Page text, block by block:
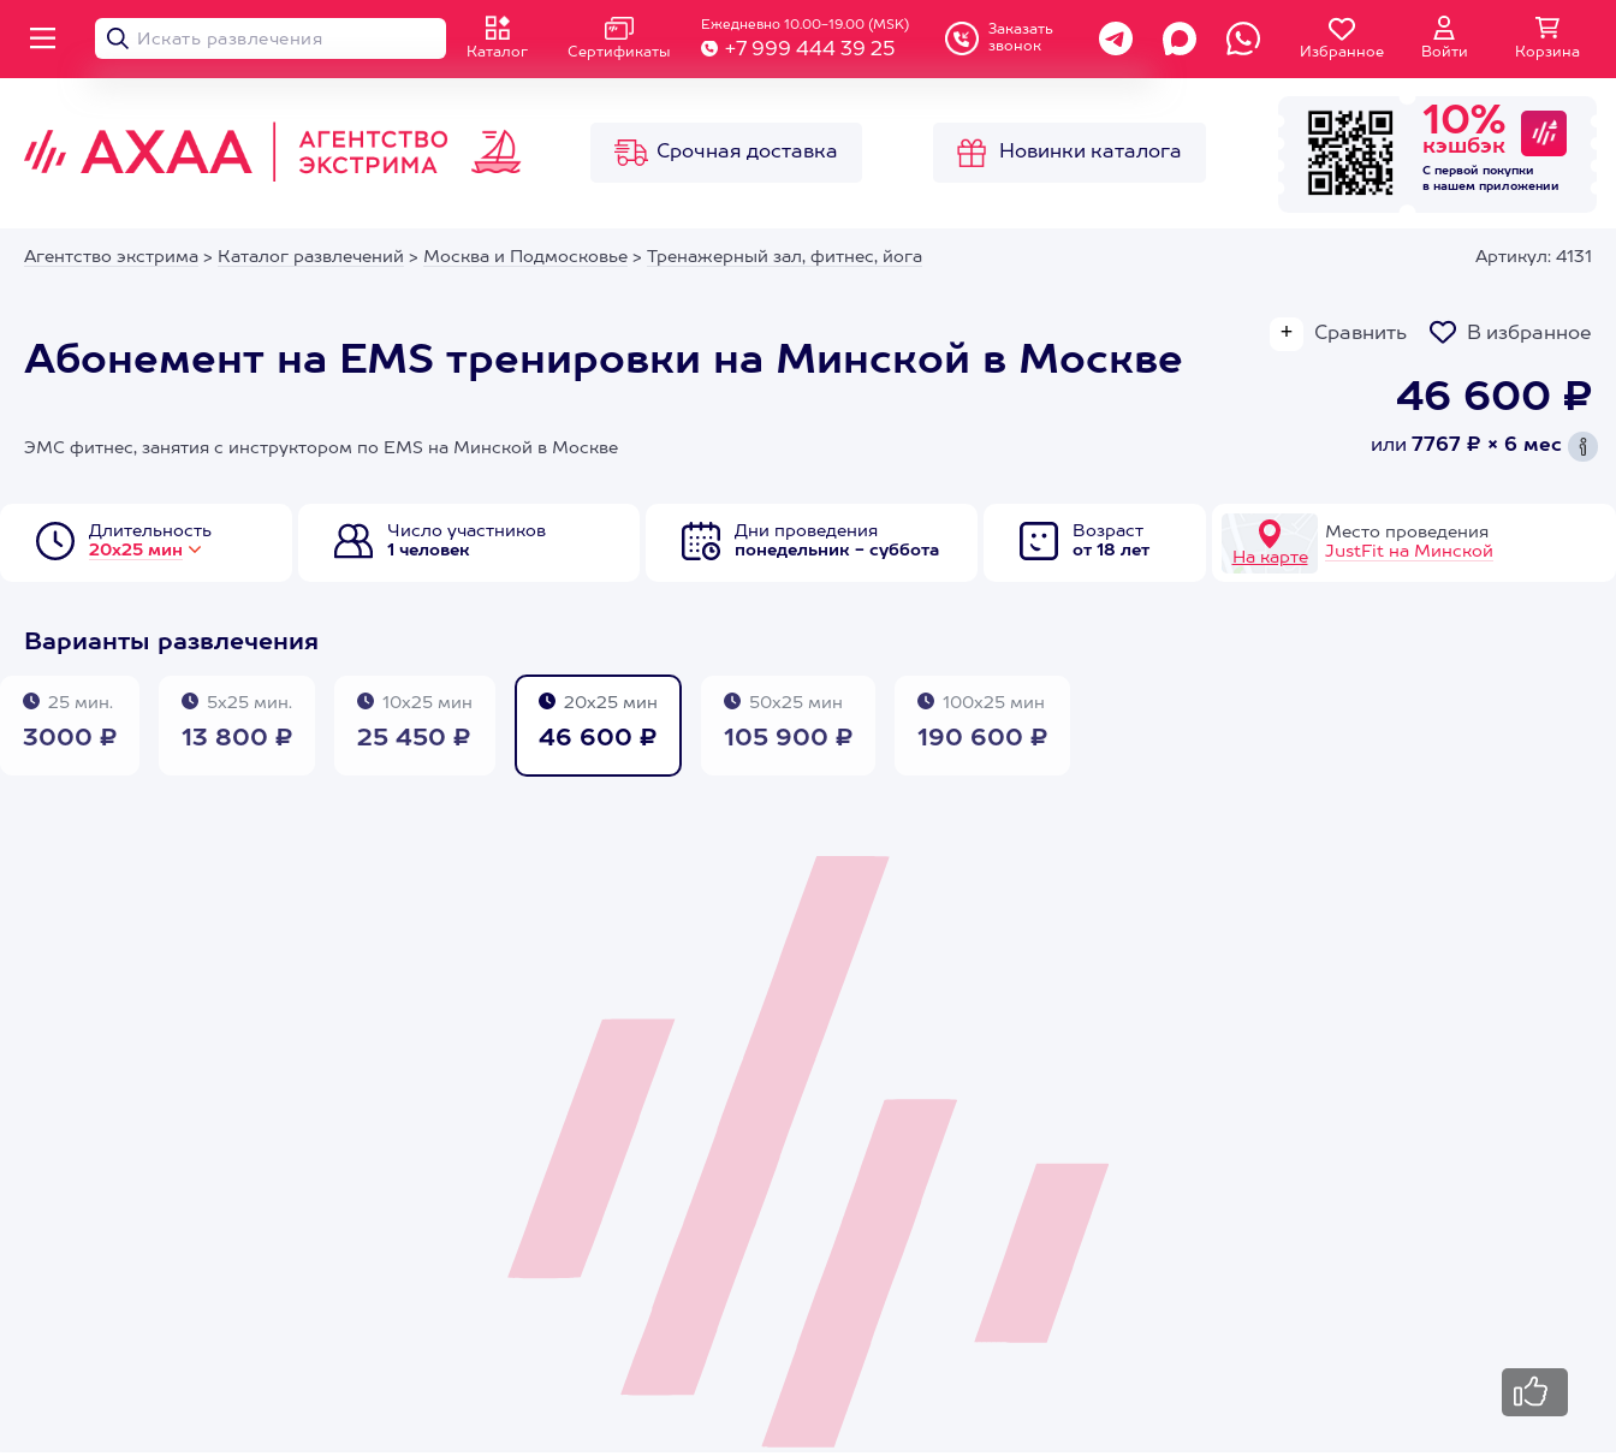
Каталог Сертификаты
Ежедневно 10.00-19.00 (MSK)
+7 999 444 39 25
Заказать
звонок
Избранное Войти Корзина
Срочная доставка Новинки каталога
10%
кэшбэк
С первой покупки
в нашем приложении
Агентство экстрима > Каталог развлечений > Москва и Подмосковье > Тренажерный зал, фитнес, йога Артикул: 4131
Абонемент на EMS тренировки на Минской в Москве
Сравнить В избранное
46 600 ₽
или 7767 ₽ × 6 мес
ЭМС фитнес, занятия с инструктором по EMS на Минской в Москве
Длительность
20х25 мин
Число участников
1 человек
Дни проведения
понедельник - суббота
Возраст
от 18 лет
На карте
Место проведения
JustFit на Минской
Варианты развлечения
25 мин.
3000 ₽
5х25 мин.
13 800 ₽
10х25 мин
25 450 ₽
20х25 мин
46 600 ₽
50х25 мин
105 900 ₽
100х25 мин
190 600 ₽